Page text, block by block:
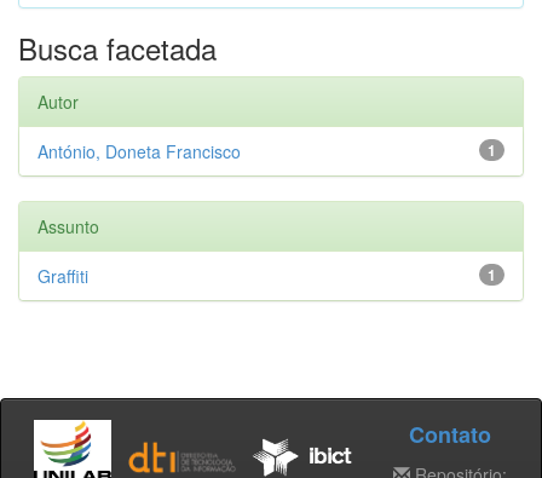
Busca facetada
Autor
1
António, Doneta Francisco
Assunto
1
Graffiti
Contato